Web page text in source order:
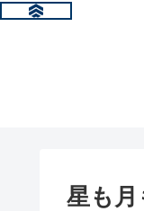
星も